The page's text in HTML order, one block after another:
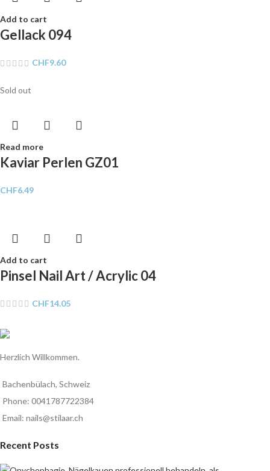
Add to cart
Gellack 094
CHF9.60
Sold out
Read more
Kaviar Perlen GZ01
CHF6.49
Add to cart
Pinsel Nail Art / Acrylic 04
CHF14.05
Herzlich Willkommen.
Bachenbülach, Schweiz
Phone: 0041787722384
Email: nails@stilaar.ch
Recent Posts